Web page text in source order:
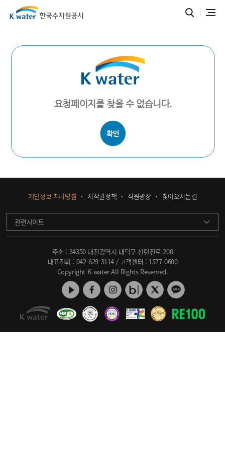
요청페이지를 찾을 수 없습니다.
개인정보 처리방침 저작권정책 직원광장 찾아오시는길
관련사이트
주소 : 34350 대전광역시 대덕구 신탄진로 200
대표전화 : 042-629-3114 / 고객센터 : 1577-0600
Copyright K-water All Rights Reserved.